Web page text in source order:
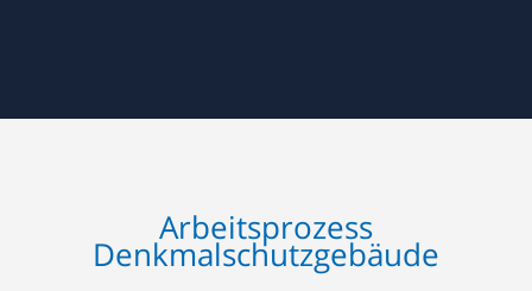
Arbeitsprozess
Denkmalschutzgebäude